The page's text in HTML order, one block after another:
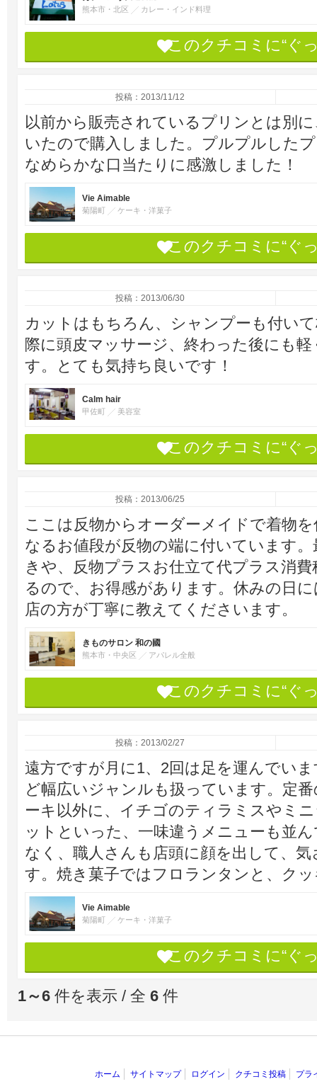
熊本市・北区 カレー・インド料理
このクチコミに“ぐ
投稿：2013/11/12
以前から販売されているプリンとは別
いたので購入しました。プルプルした
なめらかな口当たりに感激しました！
Vie Aimable
菊陽町 ケーキ・洋菓子
このクチコミに“ぐ
投稿：2013/06/30
カットはもちろん、シャンプーも付い
際に頭皮マッサージ、終わった後にも
す。とても気持ち良いです！
Calm hair
甲佐町 美容室
このクチコミに“ぐ
投稿：2013/06/25
ここは反物からオーダーメイドで着物
なるお値段が反物の端に付いています
きや、反物プラスお仕立て代プラス消
るので、お得感があります。休みの日
店の方が丁寧に教えてくださいます。
きものサロン 和の國
熊本市・中央区 アパレル全般
このクチコミに“ぐ
投稿：2013/02/27
遠方ですが月に1、2回は足を運んでい
ど幅広いジャンルも扱っています。定
ーキ以外に、イチゴのティラミスやミ
ットといった、一味違うメニューも並
なく、職人さんも店頭に顔を出して、
す。焼き菓子ではフロランタンと、ク
Vie Aimable
菊陽町 ケーキ・洋菓子
このクチコミに“ぐ
1～6 件を表示 / 全 6 件
ホーム サイトマップ ログイン クチコミ投稿 プラ